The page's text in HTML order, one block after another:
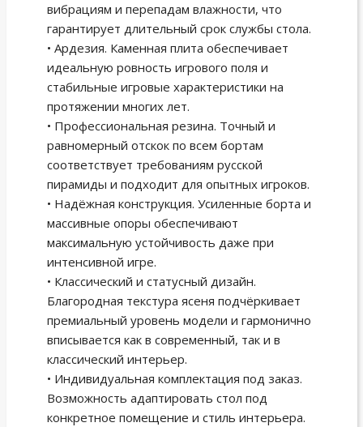
вибрациям и перепадам влажности, что
гарантирует длительный срок службы стола.
• Ардезия. Каменная плита обеспечивает
идеальную ровность игрового поля и
стабильные игровые характеристики на
протяжении многих лет.
• Профессиональная резина. Точный и
равномерный отскок по всем бортам
соответствует требованиям русской
пирамиды и подходит для опытных игроков.
• Надёжная конструкция. Усиленные борта и
массивные опоры обеспечивают
максимальную устойчивость даже при
интенсивной игре.
• Классический и статусный дизайн.
Благородная текстура ясеня подчёркивает
премиальный уровень модели и гармонично
вписывается как в современный, так и в
классический интерьер.
• Индивидуальная комплектация под заказ.
Возможность адаптировать стол под
конкретное помещение и стиль интерьера.